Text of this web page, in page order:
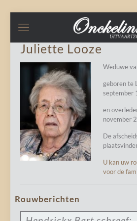
Juliette Looze
Weduwe
geboren te
september
en
november
De
U kan uw
voor de
Rouwberichten